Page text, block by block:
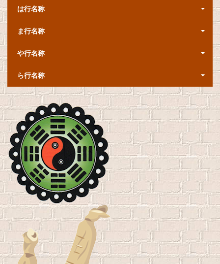
は行名称
ま行名称
や行名称
ら行名称